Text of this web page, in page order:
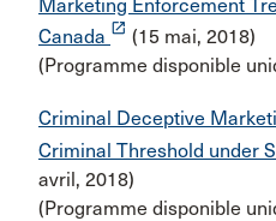
Marketing Enforcement
Canada launch (15 mai, 2018)
(Programme disponible
Criminal Deceptive
Criminal Threshold under
avril, 2018)
(Programme disponible